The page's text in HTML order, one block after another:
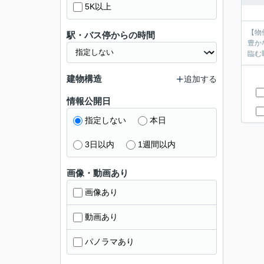
【
豊か
5K以上
駅・バス停からの時間
建物構造 追加する
情報公開日
指定しない 本日
3日以内 1週間以内
画像・動画あり
画像あり
動画あり
パノラマあり